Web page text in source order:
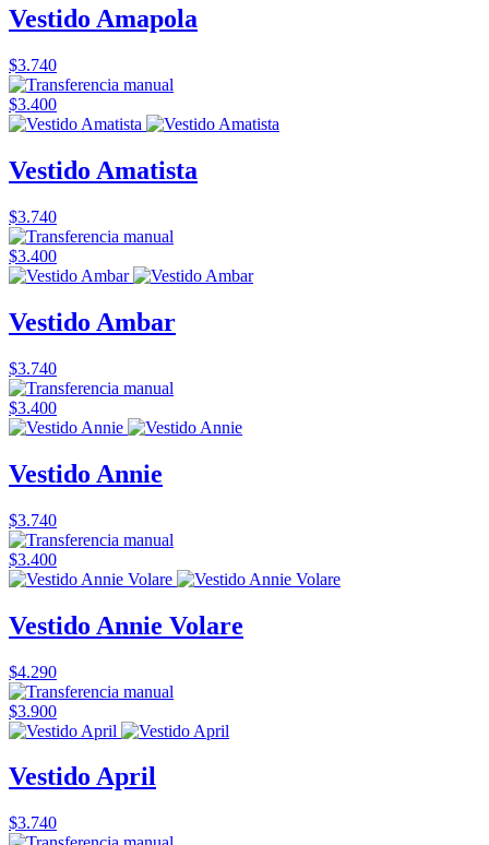
Vestido Amapola
$3.740
$3.400
Vestido Amatista
$3.740
$3.400
Vestido Ambar
$3.740
$3.400
Vestido Annie
$3.740
$3.400
Vestido Annie Volare
$4.290
$3.900
Vestido April
$3.740